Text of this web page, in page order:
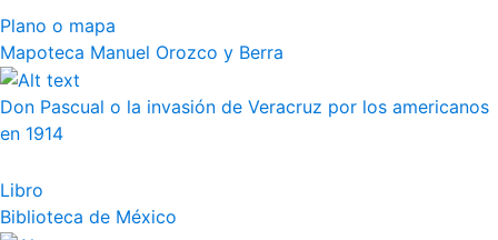
Plano o mapa
Mapoteca Manuel Orozco y Berra
Don Pascual o la invasión de Veracruz por los americanos
en 1914
Libro
Biblioteca de México